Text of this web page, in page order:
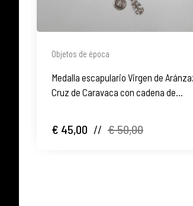
Objetos de época
Medalla escapulario Virgen de
Cruz de Caravaca con cadena de
€ 45,00 // € 50,00